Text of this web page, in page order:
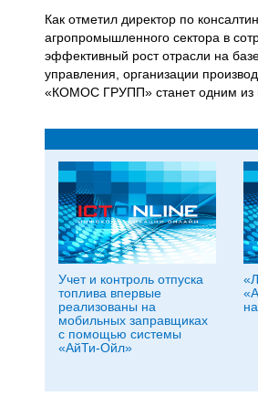
Как отметил директор по
агропромышленного сектора в
эффективный рост отрасли на
управления, организации
«КОМОС ГРУПП» станет одним из
Учет и контроль отпуска
топлива впервые
реализованы на
мобильных заправщиках
с помощью системы
«АйТи-Ойл»